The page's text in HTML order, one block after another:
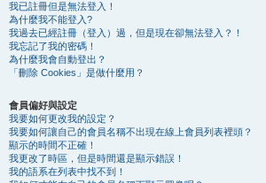
我已註冊但是無法登入！
為什麼我不能登入?
我過去已經註冊（登入）過，但是現在卻無法登入？！
我忘記了我的密碼！
為什麼我會自動登出？
「刪除 Cookies」是做什麼用？
會員偏好與設定
我要如何更改我的設定？
我要如何讓自己的會員名稱不出現在線上會員列表裡頭？
顯示的時間不正確！
我更改了時區，但是時間還是顯示錯誤！
我的語系在列表中找不到！